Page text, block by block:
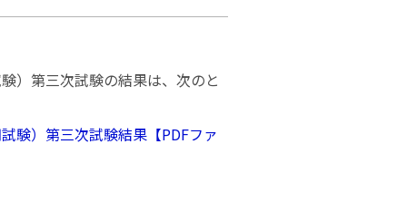
）第三次試験の結果は、次のと
験）第三次試験結果【PDFファ